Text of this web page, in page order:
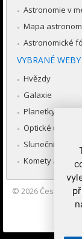
Astronomie v
Mapa
Astronomické
VYBRANÉ
Hvězdy
Galaxie
Planetky
Optické úkazy
Sluneční
Komety a
© 2026 Česká